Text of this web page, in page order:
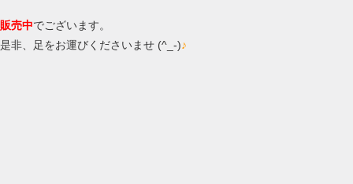
販売中でございます。
是非、足をお運びくださいませ (^_-)♪